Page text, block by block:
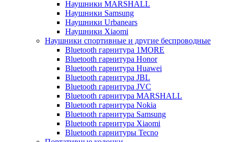
Наушники MARSHALL
Наушники Samsung
Наушники Urbanears
Наушники Xiaomi
Наушники спортивные и другие беспроводные
Bluetooth гарнитура 1MORE
Bluetooth гарнитура Honor
Bluetooth гарнитура Huawei
Bluetooth гарнитура JBL
Bluetooth гарнитура JVC
Bluetooth гарнитура MARSHALL
Bluetooth гарнитура Nokia
Bluetooth гарнитура Samsung
Bluetooth гарнитура Xiaomi
Bluetooth гарнитуры Tecno